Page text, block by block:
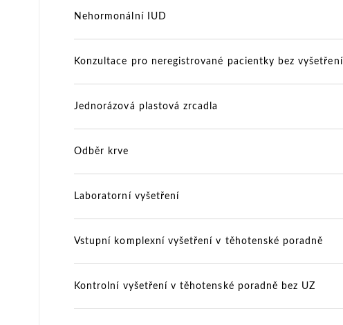
Nehormonální IUD
Konzultace pro neregistrované pacientky bez vyšetření
Jednorázová plastová zrcadla
Odběr krve
Laboratorní vyšetření
Vstupní komplexní vyšetření v těhotenské poradně
Kontrolní vyšetření v těhotenské poradně bez UZ